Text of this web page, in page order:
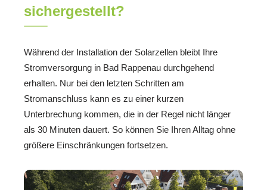
sichergestellt?
Während der Installation der Solarzellen bleibt Ihre
Stromversorgung in Bad Rappenau durchgehend
erhalten. Nur bei den letzten Schritten am
Stromanschluss kann es zu einer kurzen
Unterbrechung kommen, die in der Regel nicht länger
als 30 Minuten dauert. So können Sie Ihren Alltag ohne
größere Einschränkungen fortsetzen.